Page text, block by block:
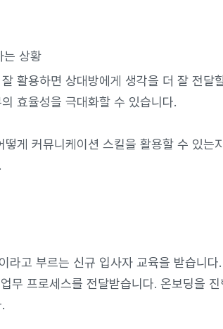
는 상황
활용하면 상대방에게 생각을 더 잘 전달
효율성을 극대화할 수 있습니다.
게 커뮤니케이션 스킬을 활용할 수 있는
이라고 부르는 신규 입사자 교육을 받습니
무 프로세스를 전달받습니다. 온보딩을